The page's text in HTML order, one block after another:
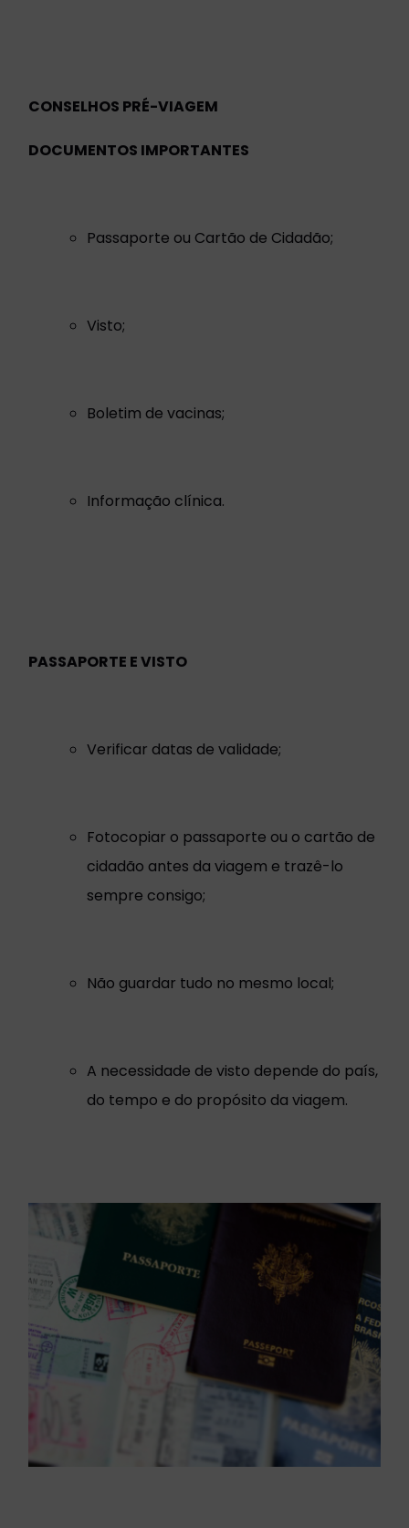
CONSELHOS PRÉ-VIAGEM
DOCUMENTOS IMPORTANTES
Passaporte ou Cartão de Cidadão;
Visto;
Boletim de vacinas;
Informação clínica.
PASSAPORTE E VISTO
Verificar datas de validade;
Fotocopiar o passaporte ou o cartão de
cidadão antes da viagem e trazê-lo
sempre consigo;
Não guardar tudo no mesmo local;
A necessidade de visto depende do país,
do tempo e do propósito da viagem.